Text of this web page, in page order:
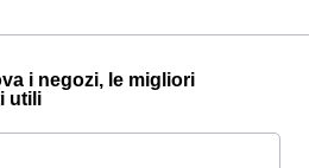
i negozi, le migliori
utili